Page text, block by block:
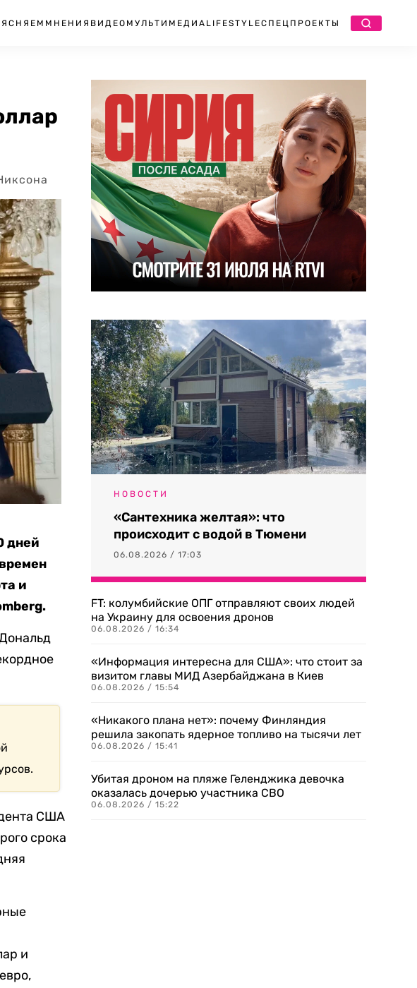
МНЕНИЯ ВИДЕО МУЛЬТИМЕДИА LIFESTYLEСПЕЦПРОЕКТЫ
дней
и
США
срока
и
НОВОСТИ
«Сантехника желтая»: что
происходит с водой в Тюмени
06.08.2026 / 17:03
FT: колумбийские ОПГ отправляют своих людей
на Украину для освоения дронов
06.08.2026 / 16:34
«Информация интересна для США»: что стоит за
визитом главы МИД Азербайджана в Киев
06.08.2026 / 15:54
«Никакого плана нет»: почему Финляндия
решила закопать ядерное топливо на тысячи лет
06.08.2026 / 15:41
Убитая дроном на пляже Геленджика девочка
оказалась дочерью участника СВО
06.08.2026 / 15:22